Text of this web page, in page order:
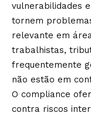
vulnerabilidades
tornem
relevante em
trabalhistas,
frequentemente
não estão em
O compliance
contra riscos